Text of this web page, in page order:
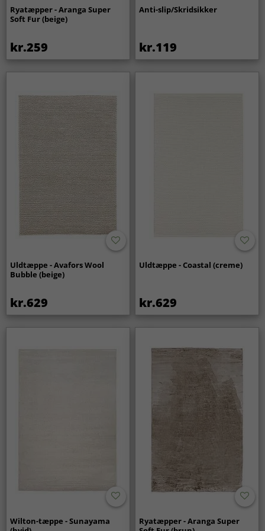
Ryatæpper - Aranga Super
Soft Fur (beige)
kr.259
Anti-slip/Skridsikker
kr.119
Uldtæppe - Avafors Wool
Bubble (beige)
kr.629
Uldtæppe - Coastal (creme)
kr.629
Wilton-tæppe - Sunayama
Ryatæpper - Aranga Super